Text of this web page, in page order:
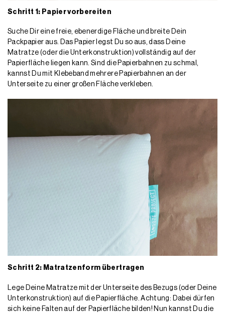
Schritt 1: Papier vorbereiten
Suche Dir eine freie, ebenerdige Fläche und breite Dein
Packpapier aus. Das Papier legst Du so aus, dass Deine
Matratze (oder die Unterkonstruktion) vollständig auf der
Papierfläche liegen kann. Sind die Papierbahnen zu schmal,
kannst Du mit Klebeband mehrere Papierbahnen an der
Unterseite zu einer großen Fläche verkleben.
Schritt 2: Matratzenform übertragen
Lege Deine Matratze mit der Unterseite des Bezugs (oder Deine
Unterkonstruktion) auf die Papierfläche. Achtung: Dabei dürfen
sich keine Falten auf der Papierfläche bilden! Nun kannst Du die